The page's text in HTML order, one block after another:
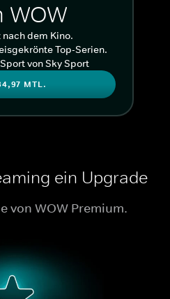
WOW
dem Kino.
Top-Serien.
von Sky Sport
MTL.
ein Upgrade
von WOW Premium.